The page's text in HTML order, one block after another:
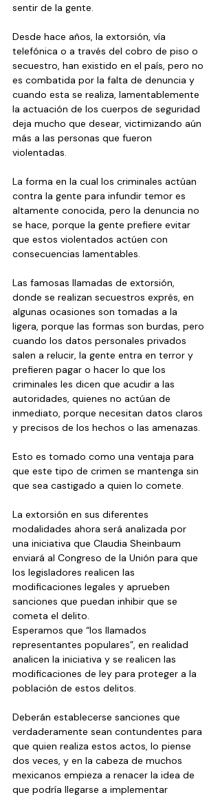
sentir de la gente.
Desde hace años, la extorsión, vía
telefónica o a través del cobro de piso o
secuestro, han existido en el país, pero no
es combatida por la falta de denuncia y
cuando esta se realiza, lamentablemente
la actuación de los cuerpos de seguridad
deja mucho que desear, victimizando aún
más a las personas que fueron
violentadas.
La forma en la cual los criminales actúan
contra la gente para infundir temor es
altamente conocida, pero la denuncia no
se hace, porque la gente prefiere evitar
que estos violentados actúen con
consecuencias lamentables.
Las famosas llamadas de extorsión,
donde se realizan secuestros exprés, en
algunas ocasiones son tomadas a la
ligera, porque las formas son burdas, pero
cuando los datos personales privados
salen a relucir, la gente entra en terror y
prefieren pagar o hacer lo que los
criminales les dicen que acudir a las
autoridades, quienes no actúan de
inmediato, porque necesitan datos claros
y precisos de los hechos o las amenazas.
Esto es tomado como una ventaja para
que este tipo de crimen se mantenga sin
que sea castigado a quien lo comete.
La extorsión en sus diferentes
modalidades ahora será analizada por
una iniciativa que Claudia Sheinbaum
enviará al Congreso de la Unión para que
los legisladores realicen las
modificaciones legales y aprueben
sanciones que puedan inhibir que se
cometa el delito.
Esperamos que “los llamados
representantes populares”, en realidad
analicen la iniciativa y se realicen las
modificaciones de ley para proteger a la
población de estos delitos.
Deberán establecerse sanciones que
verdaderamente sean contundentes para
que quien realiza estos actos, lo piense
dos veces, y en la cabeza de muchos
mexicanos empieza a renacer la idea de
que podría llegarse a implementar